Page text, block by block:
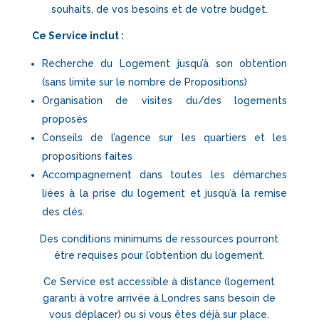
souhaits, de vos besoins et de votre budget.
Ce Service inclut:
Recherche du Logement jusqu’à son obtention
(sans limite sur le nombre de Propositions)
Organisation de visites du/des logements
proposés
Conseils de l’agence sur les quartiers et les
propositions faites
Accompagnement dans toutes les démarches
liées à la prise du logement et jusqu’à la remise
des clés.
Des conditions minimums de ressources pourront
être requises pour l’obtention du logement.
Ce Service est accessible à distance (logement
garanti à votre arrivée à Londres sans besoin de
vous déplacer) ou si vous êtes déjà sur place.